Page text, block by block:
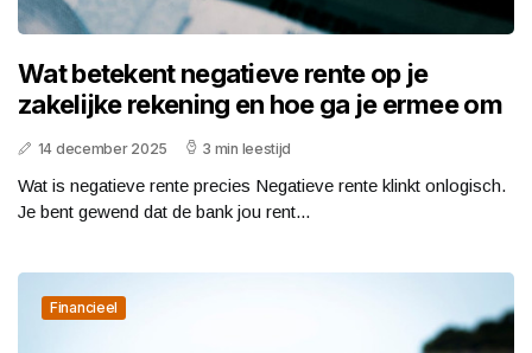
Wat betekent negatieve rente op je
zakelijke rekening en hoe ga je ermee om
14 december 2025 3 min leestijd
Wat is negatieve rente precies Negatieve rente klinkt onlogisch.
Je bent gewend dat de bank jou rent...
Financieel